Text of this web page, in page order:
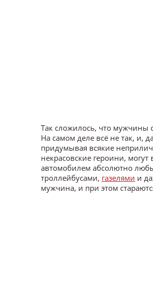
Так сложилось, что мужчины
На самом деле всё не так, и,
придумывая всякие
некрасовские героини,
автомобилем абсолютно
троллейбусами, газелями и
мужчина, и при этом